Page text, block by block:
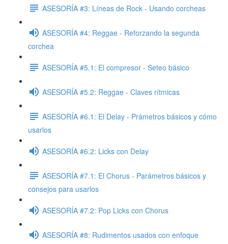
ASESORÍA #3: Líneas de Rock - Usando corcheas
ASESORÍA #4: Reggae - Reforzando la segunda
corchea
ASESORÍA #5.1: El compresor - Seteo básico
ASESORÍA #5.2: Reggae - Claves rítmicas
ASESORÍA #6.1: El Delay - Prámetros básicos y cómo
usarlos
ASESORÍA #6.2: Licks con Delay
ASESORÍA #7.1: El Chorus - Parámetros básicos y
consejos para usarlos
ASESORÍA #7.2: Pop Licks con Chorus
ASESORÍA #8: Rudimentos usados con enfoque